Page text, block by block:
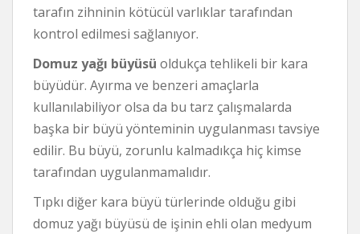
tarafın zihninin kötücül varlıklar tarafından
kontrol edilmesi sağlanıyor.
Domuz yağı büyüsü oldukça tehlikeli bir kara
büyüdür. Ayırma ve benzeri amaçlarla
kullanılabiliyor olsa da bu tarz çalışmalarda
başka bir büyü yönteminin uygulanması tavsiye
edilir. Bu büyü, zorunlu kalmadıkça hiç kimse
tarafından uygulanmamalıdır.
Tıpkı diğer kara büyü türlerinde olduğu gibi
domuz yağı büyüsü de işinin ehli olan medyum